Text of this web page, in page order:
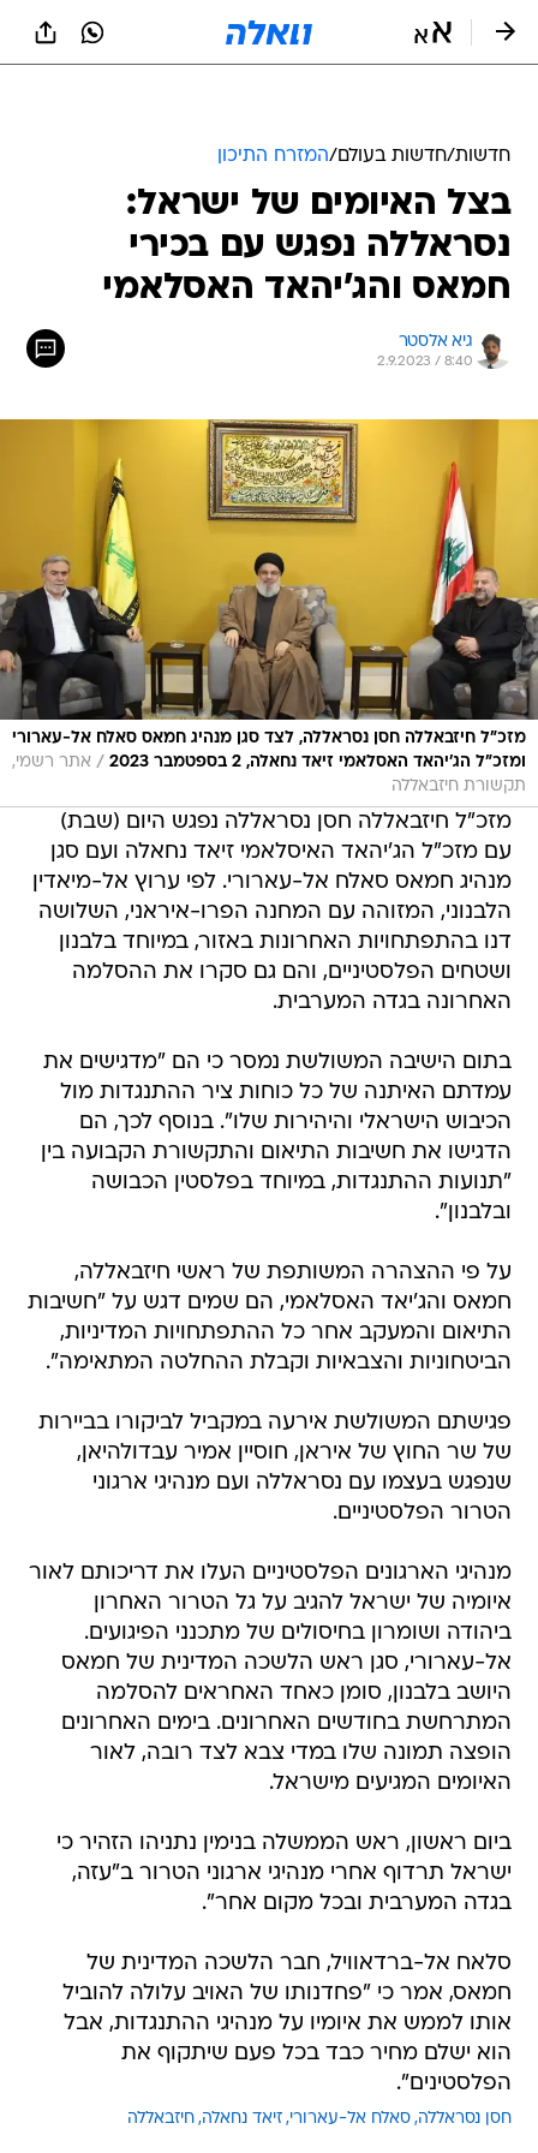
חדשות/חדשות בעולם/המזרח התיכון
בצל האיומים של ישראל:
נסראללה נפגש עם בכירי
חמאס והג'יהאד האסלאמי
גיא אלסטר
2.9.2023 / 8:40
מזכ"ל חיזבאללה חסן נסראללה, לצד סגן מנהיג חמאס סאלח אל-עארורי
ומזכ"ל הג'יהאד האסלאמי זיאד נחאלה, 2 בספטמבר 2023
/ אתר רשמי,
תקשורת חיזבאללה
מזכ"ל חיזבאללה חסן נסראללה נפגש היום (שבת)
עם מזכ"ל הג'יהאד האיסלאמי זיאד נחאלה ועם סגן
מנהיג חמאס סאלח אל-עארורי. לפי ערוץ אל-מיאדין
הלבנוני, המזוהה עם המחנה הפרו-איראני, השלושה
דנו בהתפתחויות האחרונות באזור, במיוחד בלבנון
ושטחים הפלסטיניים, והם גם סקרו את ההסלמה
האחרונה בגדה המערבית.
בתום הישיבה המשולשת נמסר כי הם "מדגישים את
עמדתם האיתנה של כל כוחות ציר ההתנגדות מול
הכיבוש הישראלי והיהירות שלו". בנוסף לכך, הם
הדגישו את חשיבות התיאום והתקשורת הקבועה בין
"תנועות ההתנגדות, במיוחד בפלסטין הכבושה
ובלבנון".
על פי ההצהרה המשותפת של ראשי חיזבאללה,
חמאס והג'יאד האסלאמי, הם שמים דגש על "חשיבות
התיאום והמעקב אחר כל ההתפתחויות המדיניות,
הביטחוניות והצבאיות וקבלת ההחלטה המתאימה".
פגישתם המשולשת אירעה במקביל לביקורו בביירות
של שר החוץ של איראן, חוסיין אמיר עבדולהיאן,
שנפגש בעצמו עם נסראללה ועם מנהיגי ארגוני
הטרור הפלסטיניים.
מנהיגי הארגונים הפלסטיניים העלו את דריכותם לאור
איומיה של ישראל להגיב על גל הטרור האחרון
ביהודה ושומרון בחיסולים של מתכנני הפיגועים.
אל-עארורי, סגן ראש הלשכה המדינית של חמאס
היושב בלבנון, סומן כאחד האחראים להסלמה
המתרחשת בחודשים האחרונים. בימים האחרונים
הופצה תמונה שלו במדי צבא לצד רובה, לאור
האיומים המגיעים מישראל.
ביום ראשון, ראש הממשלה בנימין נתניהו הזהיר כי
ישראל תרדוף אחרי מנהיגי ארגוני הטרור ב"עזה,
בגדה המערבית ובכל מקום אחר".
סלאח אל-ברדאוויל, חבר הלשכה המדינית של
חמאס, אמר כי "פחדנותו של האויב עלולה להוביל
אותו לממש את איומיו על מנהיגי ההתנגדות, אבל
הוא ישלם מחיר כבד בכל פעם שיתקוף את
הפלסטינים".
חסן נסראללה סאלח אל-עארורי זיאד נחאלה חיזבאללה